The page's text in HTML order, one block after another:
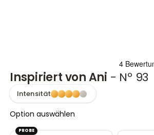
Inspiriert von Ani - Nº 93
Intensität
Option auswählen
PROBE